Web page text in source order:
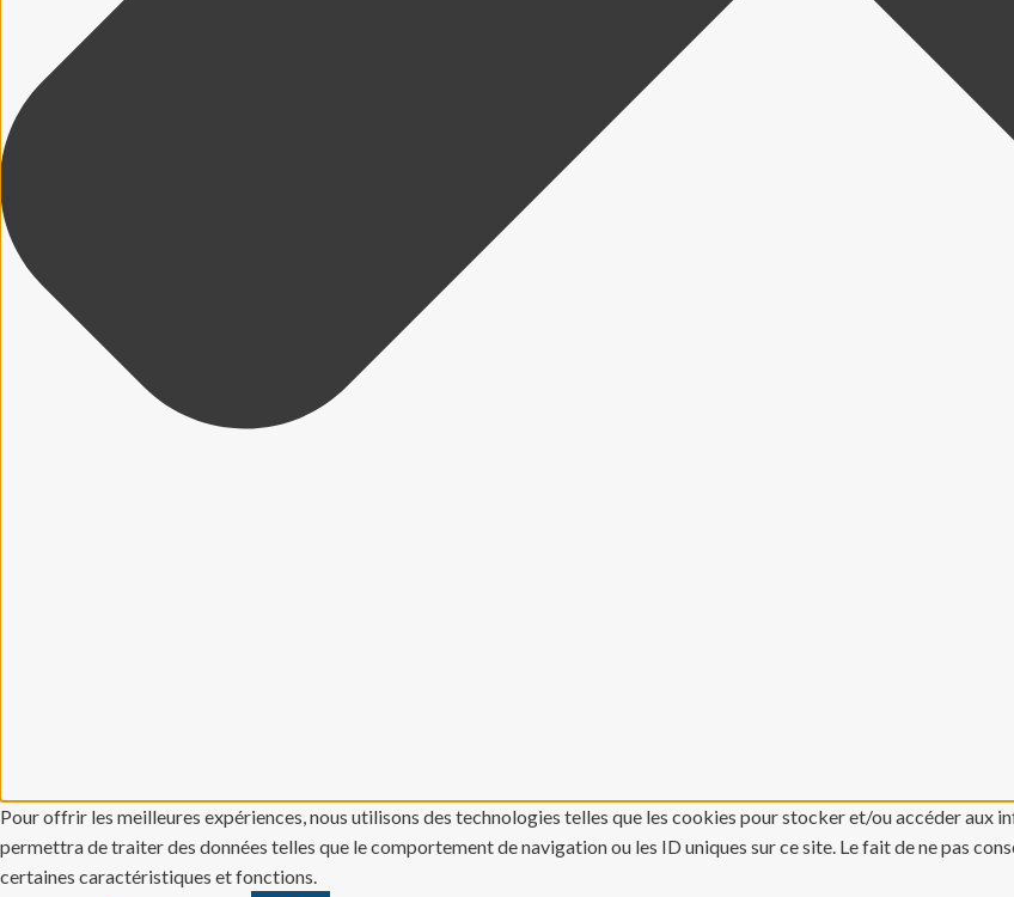
Pour offrir les meilleures expériences, nous utilisons des technologies telles que les cookies pour stocker et/ou accéder aux
permettra de traiter des données telles que le comportement de navigation ou les ID uniques sur ce site. Le fait de ne pas
certaines caractéristiques et fonctions.